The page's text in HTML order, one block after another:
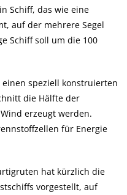
Schiff, das wie eine
auf der mehrere Segel
Schiff soll um die 100
speziell konstruierten
die Hälfte der
erzeugt werden.
für Energie
hat kürzlich die
vorgestellt, auf